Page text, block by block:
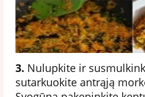
3. Nulupkite ir
sutarkuokite antrąją